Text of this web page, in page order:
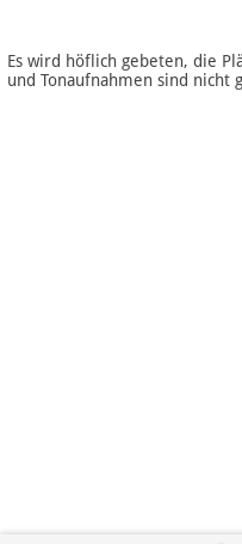
Es wird höflich gebeten, die
und Tonaufnahmen sind nicht